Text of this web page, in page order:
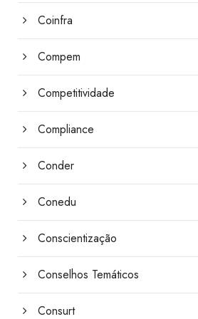
Coinfra
Compem
Competitividade
Compliance
Conder
Conedu
Conscientização
Conselhos Temáticos
Consurt